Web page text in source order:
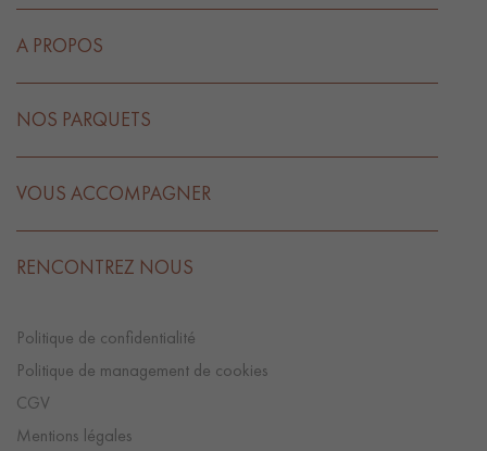
A PROPOS
NOS PARQUETS
VOUS ACCOMPAGNER
RENCONTREZ NOUS
Politique de confidentialité
Politique de management de cookies
CGV
Mentions légales